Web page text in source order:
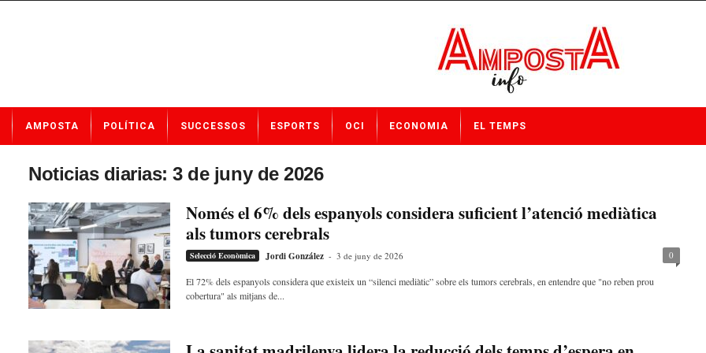
t
AMPOSTA POLÍTICA SUCCESSOS ESPORTS OCI ECONOMIA EL TEMPS
Noticias diarias: 3 de juny de 2026
Només el 6% dels espanyols considera suficient l’atenció mediàtica
als tumors cerebrals
Selecció Econòmica Jordi González - 3 de juny de 2026 0
El 72% dels espanyols considera que existeix un “silenci mediàtic” sobre els tumors cerebrals, en entendre que "no reben prou
cobertura" als mitjans de...